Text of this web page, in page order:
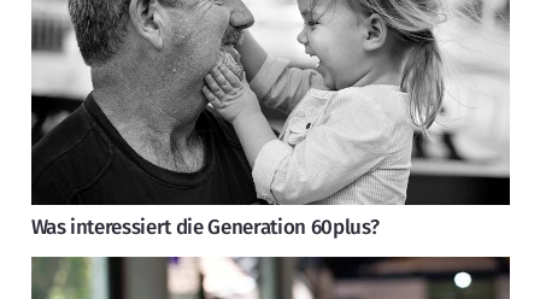
Was interessiert die Generation 60plus?